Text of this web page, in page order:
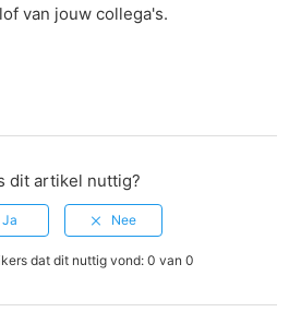
van jouw collega's.
dit artikel nuttig?
dat dit nuttig vond: 0 van 0